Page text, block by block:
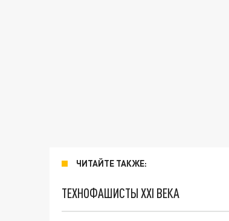
ЧИТАЙТЕ ТАКЖЕ:
ТЕХНОФАШИСТЫ XXI ВЕКА